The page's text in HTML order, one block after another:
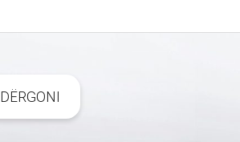
DËRGONI